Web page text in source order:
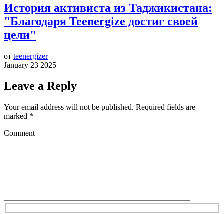
История активиста из Таджикистана:
"Благодаря Teenergize достиг своей
цели"
от teenergizer
January 23 2025
Leave a Reply
Your email address will not be published. Required fields are
marked *
Comment